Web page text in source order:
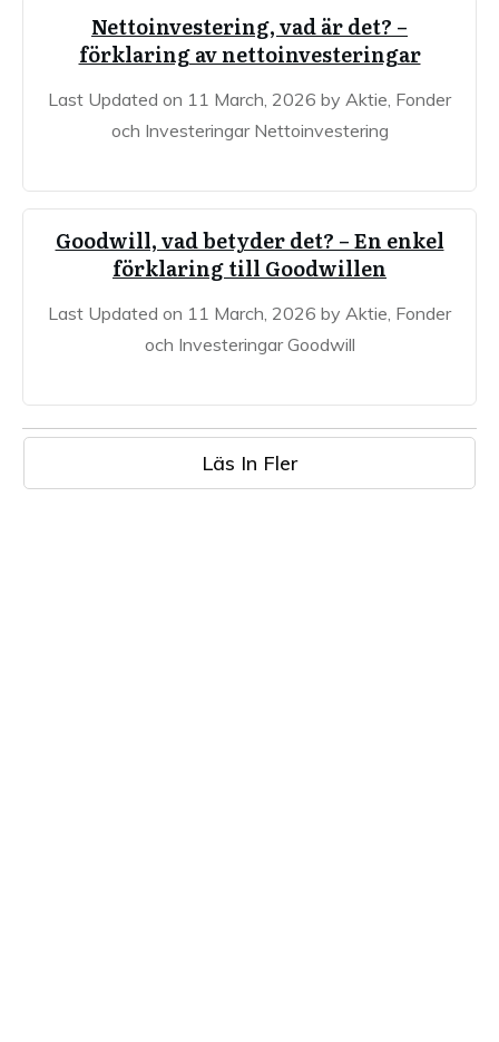
Nettoinvestering, vad är det? –
förklaring av nettoinvesteringar
Last Updated on 11 March, 2026 by Aktie, Fonder
och Investeringar Nettoinvestering
Goodwill, vad betyder det? – En enkel
förklaring till Goodwillen
Last Updated on 11 March, 2026 by Aktie, Fonder
och Investeringar Goodwill
Läs In Fler